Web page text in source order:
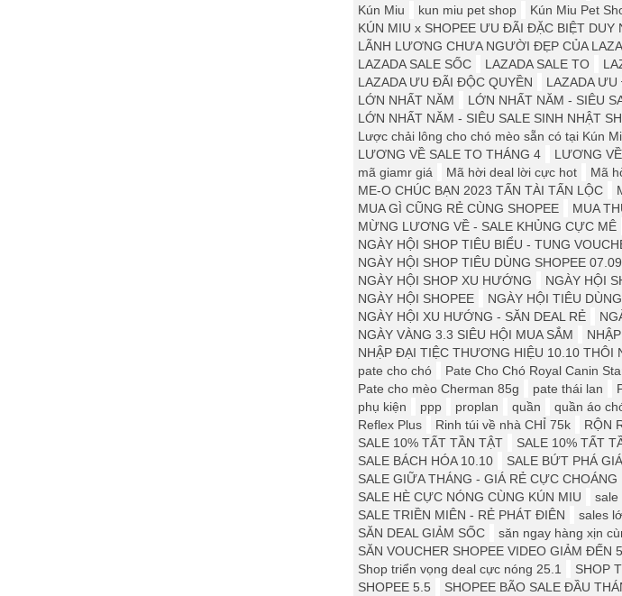
Kún Miu
kun miu pet shop Kún Miu Pet
KÚN MIU x SHOPEE ƯU ĐÃI ĐẶC BIỆT DUY
LÃNH LƯƠNG CHƯA NGƯỜI ĐẸP CỦA
LAZADA SALE SỐC
LAZADA SALE TO
LAZADA ƯU ĐÃI ĐỘC QUYỀN
LAZADA
LỚN NHẤT NĂM
LỚN NHẤT NĂM - SIÊU
LỚN NHẤT NĂM - SIÊU SALE SINH NHẬT
Lược chải lông cho chó mèo sẵn có tại Kún
LƯƠNG VỀ SALE TO THÁNG 4
LƯƠNG
mã giamr giá
Mã hời deal lời cực hot Mã
ME-O CHÚC BẠN 2023 TẤN TÀI TẤN LỘC
MUA GÌ CŨNG RẺ CÙNG SHOPEE
MUA
MỪNG LƯƠNG VỀ - SALE KHỦNG CỰC MÊ
NGÀY HỘI SHOP TIÊU BIỂU - TUNG
NGÀY HỘI SHOP TIÊU DÙNG SHOPEE 07.09
NGÀY HỘI SHOP XU HƯỚNG
NGÀY HỘI
NGÀY HỘI SHOPEE
NGÀY HỘI TIÊU DÙNG
NGÀY HỘI XU HƯỚNG - SĂN DEAL RẺ
NGÀY VÀNG 3.3 SIÊU HỘI MUA SẮM
NHẬP ĐẠI TIỆC THƯƠNG HIỆU 10.10 THÔI
pate cho chó
Pate Cho Chó Royal Canin
Pate cho mèo Cherman 85g
pate thái lan
phụ kiện
ppp proplan quần quần áo
Reflex Plus
Rinh túi về nhà CHỈ 75k RỘN
SALE 10% TẤT TẦN TẬT
SALE 10% TẤT
SALE BÁCH HÓA 10.10
SALE BỨT PHÁ
SALE GIỮA THÁNG - GIÁ RẺ CỰC CHOÁNG
SALE HÈ CỰC NÓNG CÙNG KÚN MIU
sale
SALE TRIỀN MIÊN - RẺ PHÁT ĐIÊN
sales
SĂN DEAL GIẢM SỐC
săn ngay hàng xịn
SĂN VOUCHER SHOPEE VIDEO GIẢM ĐẾN
Shop triển vọng deal cực nóng 25.1
SHOP
SHOPEE 5.5
SHOPEE BÃO SALE ĐẦU